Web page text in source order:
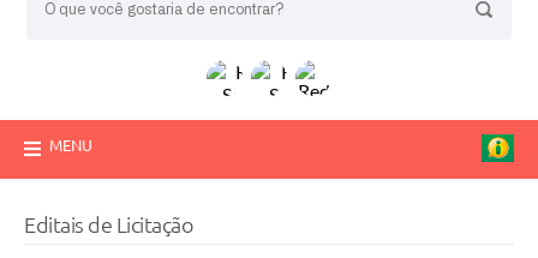
MENU
Editais de Licitação